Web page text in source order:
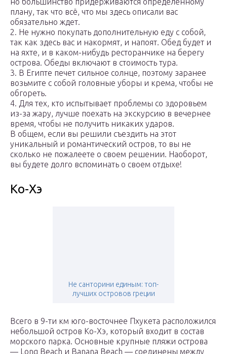
плану, так что всё, что мы здесь описали вас
обязательно ждет.
2. Не нужно покупать дополнительную еду с собой,
так как здесь вас и накормят, и напоят. Обед будет и
на яхте, и в каком-нибудь ресторанчике на берегу
острова. Обеды включают в стоимость тура.
3. В Египте печет сильное солнце, поэтому заранее
возьмите с собой головные уборы и крема, чтобы не
обгореть.
4. Для тех, кто испытывает проблемы со здоровьем
из-за жару, лучше поехать на экскурсию в вечернее
время, чтобы не получить никаких ударов.
В общем, если вы решили съездить на этот
уникальный и романтический остров, то вы не
сколько не пожалеете о своем решении. Наоборот,
вы будете долго вспоминать о своем отдыхе!
Ко-Хэ
Не санторини единым: топ-
лучших островов греции
Всего в 9-ти км юго-восточнее Пхукета расположился
небольшой остров Ко-Хэ, который входит в состав
морского парка. Основные крупные пляжи острова
— Long Beach и Banana Beach — соединены между